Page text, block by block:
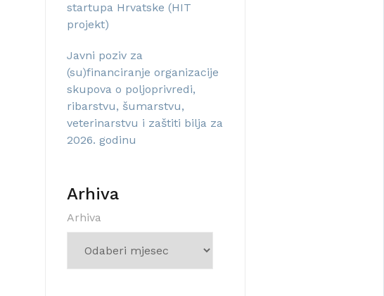
startupa Hrvatske (HIT
projekt)
Javni poziv za
(su)financiranje organizacije
skupova o poljoprivredi,
ribarstvu, šumarstvu,
veterinarstvu i zaštiti bilja za
2026. godinu
Arhiva
Arhiva